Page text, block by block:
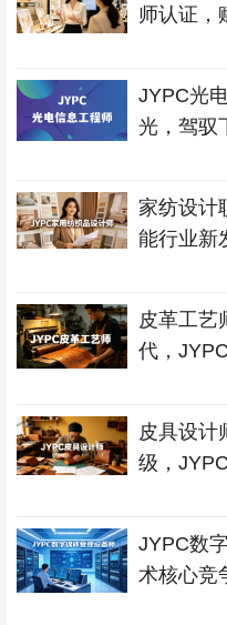
师认证，
JYPC光
光，驾驭
家纺设计
能行业新
皮革工艺
代，
皮具设计
级，
JYPC数
术核心竞